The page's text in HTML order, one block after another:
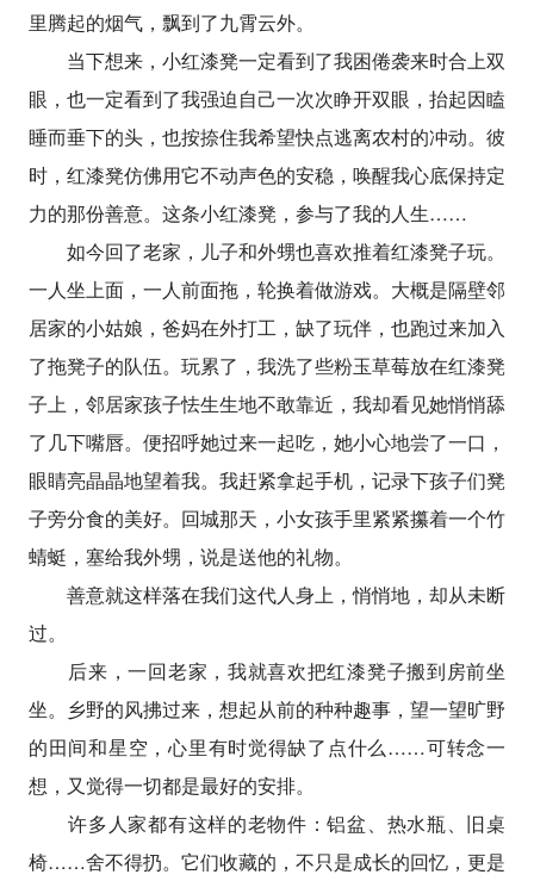
里腾起的烟气，飘到了九霄云外。
当下想来，小红漆凳一定看到了我困倦袭来时合上双
眼，也一定看到了我强迫自己一次次睁开双眼，抬起因瞌
睡而垂下的头，也按捺住我希望快点逃离农村的冲动。彼
时，红漆凳仿佛用它不动声色的安稳，唤醒我心底保持定
力的那份善意。这条小红漆凳，参与了我的人生……
如今回了老家，儿子和外甥也喜欢推着红漆凳子玩。
一人坐上面，一人前面拖，轮换着做游戏。大概是隔壁邻
居家的小姑娘，爸妈在外打工，缺了玩伴，也跑过来加入
了拖凳子的队伍。玩累了，我洗了些粉玉草莓放在红漆凳
子上，邻居家孩子怯生生地不敢靠近，我却看见她悄悄舔
了几下嘴唇。便招呼她过来一起吃，她小心地尝了一口，
眼睛亮晶晶地望着我。我赶紧拿起手机，记录下孩子们凳
子旁分食的美好。回城那天，小女孩手里紧紧攥着一个竹
蜻蜓，塞给我外甥，说是送他的礼物。
善意就这样落在我们这代人身上，悄悄地，却从未断
过。
后来，一回老家，我就喜欢把红漆凳子搬到房前坐
坐。乡野的风拂过来，想起从前的种种趣事，望一望旷野
的田间和星空，心里有时觉得缺了点什么……可转念一
想，又觉得一切都是最好的安排。
许多人家都有这样的老物件：铝盆、热水瓶、旧桌
椅……舍不得扔。它们收藏的，不只是成长的回忆，更是